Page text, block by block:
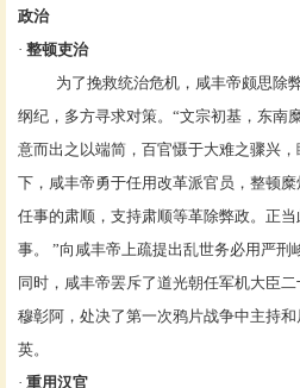
政治
· 整顿吏治
为了挽救统治危机，咸丰帝颇思除
纲纪，多方寻求对策。“文宗初基，东南
意而出之以端简，百官慑于大难之骤兴
下，咸丰帝勇于任用改革派官员，整顿
任事的肃顺 ，支持肃顺等革除弊政。正
事。 ”向咸丰帝上疏提出乱世务必用严刑
同时，咸丰帝罢斥了道光朝任军机大臣二
穆彰阿 ，处决了第一次鸦片战争中主持
英。
· 重用汉官